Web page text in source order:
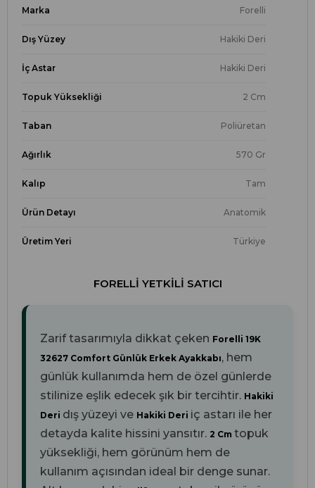
Marka Forelli
Dış Yüzey Hakiki Deri
İç Astar Hakiki Deri
Topuk Yüksekliği 2 Cm
Taban Poliüretan
Ağırlık 570 Gr
Kalıp Tam
Ürün Detayı Anatomik
Üretim Yeri Türkiye
FORELLI YETKILI SATICI
Zarif tasarımıyla dikkat çeken Forelli 19K
32627 Comfort Günlük Erkek Ayakkabı, hem
günlük kullanımda hem de özel günlerde
stilinize eşlik edecek şık bir tercihtir. Hakiki
Deri dış yüzeyi ve Hakiki Deri iç astarı ile her
detayda kalite hissini yansıtır. 2 Cm topuk
yüksekliği, hem görünüm hem de
kullanım açısından ideal bir denge sunar.